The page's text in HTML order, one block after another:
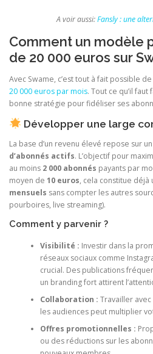
A voir aussi:Fansly : une
Comment un modèle
de 20 000 euros sur
Avec Swame, c’est tout à fait possible de
20 000 euros par mois. Tout ce qu’il
bonne stratégie pour fidéliser ses
Développer une large
La base d’un revenu élevé repose sur un
d’abonnés actifs. L’objectif pour
au moins 2 000 abonnés payants par
moyen de 10 euros, cela constitue déjà
mensuels sans compter les autres
pourboires, live streaming).
Comment y parvenir ?
Visibilité : Investir dans la
réseaux sociaux comme
crucial. Des publications
un branding fort attirent
Collaboration : Travailler
les audiences peut multiplier
Offres promotionnelles :
ou des réductions sur les